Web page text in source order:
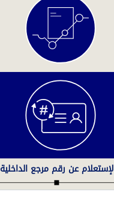
عن رقم مرجع الداخلية